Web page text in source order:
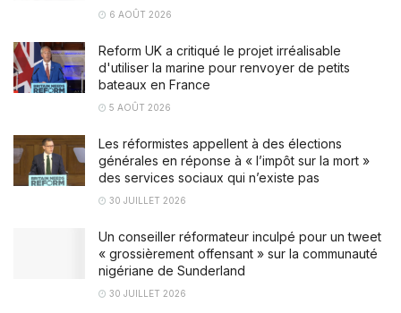
6 AOÛT 2026
Reform UK a critiqué le projet irréalisable
d'utiliser la marine pour renvoyer de petits
bateaux en France
5 AOÛT 2026
Les réformistes appellent à des élections
générales en réponse à « l’impôt sur la mort »
des services sociaux qui n’existe pas
30 JUILLET 2026
Un conseiller réformateur inculpé pour un tweet
« grossièrement offensant » sur la communauté
nigériane de Sunderland
30 JUILLET 2026